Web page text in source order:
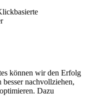
können wir den Erfolg
nachvollziehen,
Dazu